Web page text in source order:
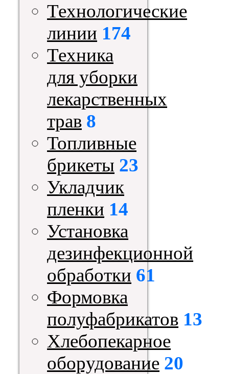
Технологические
линии 174
Техника
для уборки
лекарственных
трав 8
Топливные
брикеты 23
Укладчик
пленки 14
Установка
дезинфекционной
обработки 61
Формовка
полуфабрикатов 13
Хлебопекарное
оборудование 20